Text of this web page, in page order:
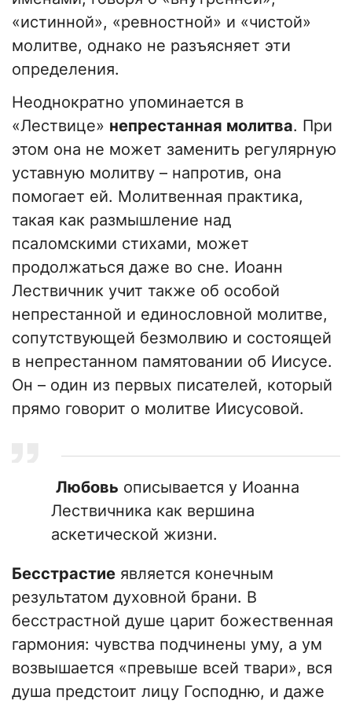
«истинной», «ревностной» и «чистой»
молитве, однако не разъясняет эти
определения.
Неоднократно упоминается в
«Лествице» непрестанная молитва. При
этом она не может заменить регулярную
уставную молитву – напротив, она
помогает ей. Молитвенная практика,
такая как размышление над
псаломскими стихами, может
продолжаться даже во сне. Иоанн
Лествичник учит также об особой
непрестанной и единословной молитве,
сопутствующей безмолвию и состоящей
в непрестанном памятовании об Иисусе.
Он – один из первых писателей, который
прямо говорит о молитве Иисусовой.
Любовь описывается у Иоанна
Лествичника как вершина
аскетической жизни.
Бесстрастие является конечным
результатом духовной брани. В
бесстрастной душе царит божественная
гармония: чувства подчинены уму, а ум
возвышается «превыше всей твари», вся
душа предстоит лицу Господню, и даже